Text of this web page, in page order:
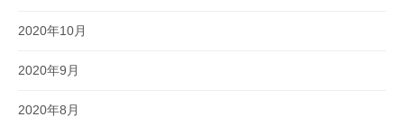
2020年10月
2020年9月
2020年8月